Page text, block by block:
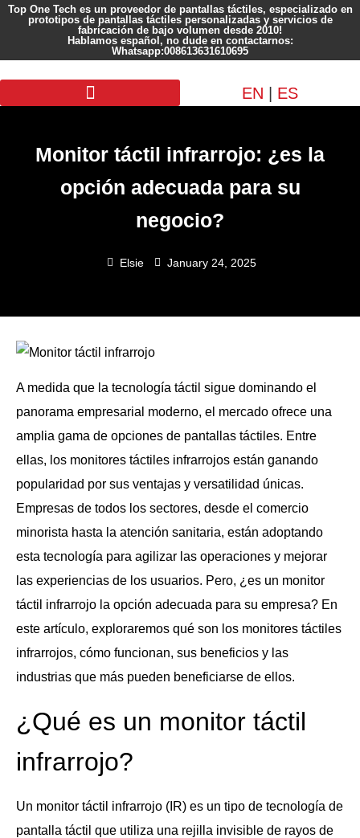
Top One Tech es un proveedor de pantallas táctiles, especializado en
prototipos de pantallas táctiles personalizadas y servicios de
fabricación de bajo volumen desde 2010!
Hablamos español, no dude en contactarnos:
Whatsapp:008613631610695
EN ES
Monitor táctil infrarrojo: ¿es la
opción adecuada para su
negocio?
Elsie January 24, 2025
A medida que la tecnología táctil sigue dominando el
panorama empresarial moderno, el mercado ofrece una
amplia gama de opciones de pantallas táctiles. Entre
ellas, los monitores táctiles infrarrojos están ganando
popularidad por sus ventajas y versatilidad únicas.
Empresas de todos los sectores, desde el comercio
minorista hasta la atención sanitaria, están adoptando
esta tecnología para agilizar las operaciones y mejorar
las experiencias de los usuarios. Pero, ¿es un monitor
táctil infrarrojo la opción adecuada para su empresa? En
este artículo, exploraremos qué son los monitores táctiles
infrarrojos, cómo funcionan, sus beneficios y las
industrias que más pueden beneficiarse de ellos.
¿Qué es un monitor táctil
infrarrojo?
Un monitor táctil infrarrojo (IR) es un tipo de tecnología de
pantalla táctil que utiliza una rejilla invisible de rayos de